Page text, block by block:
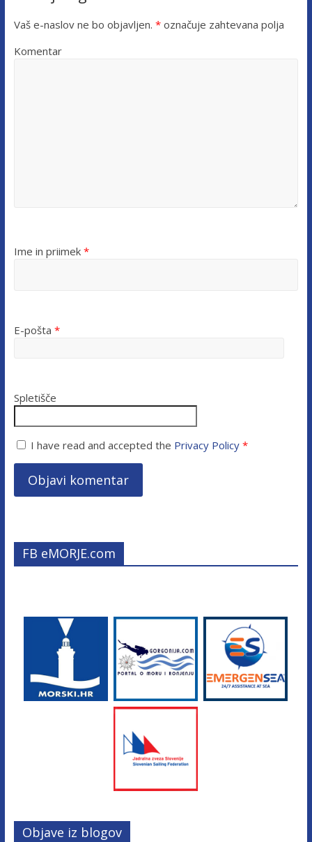
Vaš e-naslov ne bo objavljen. *označuje zahtevana polja
Komentar
Ime in priimek *
E-pošta *
Spletišče
I have read and accepted the Privacy Policy*
FB eMORJE.com
Objave iz blogov